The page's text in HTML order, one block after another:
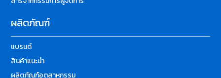
ผลิตภัณฑ์
แบรนด์
สินค้าแนะนำ
ผลิตภัณฑ์อุตสาหกรรม